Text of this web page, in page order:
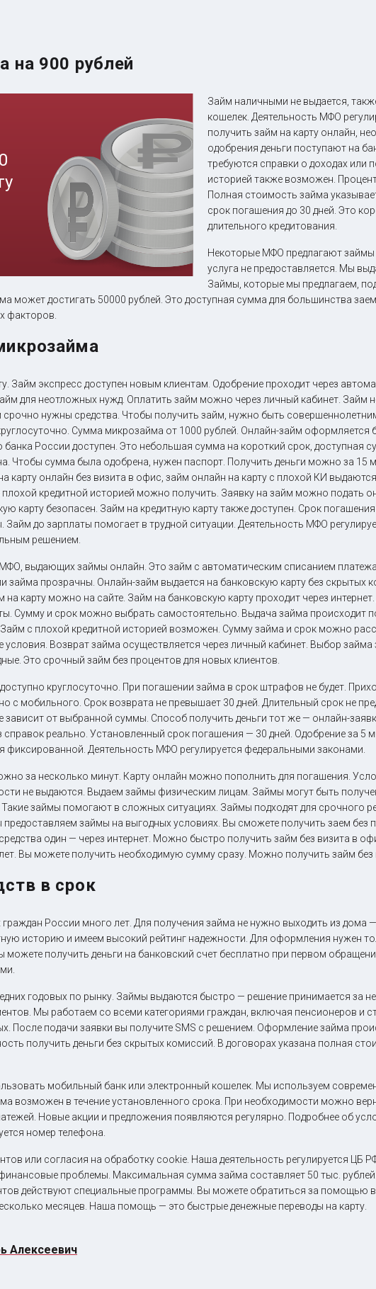
на 900 рублей
Займ наличными не выдается,
кошелек. Деятельность МФО
получить займ на карту онлайн,
одобрения деньги поступают на
требуются справки о доходах или
историей также возможен.
Полная стоимость займа
срок погашения до 30 дней. Это
длительного кредитования.
Некоторые МФО предлагают займы
услуга не предоставляется. Мы
Займы, которые мы предлагаем,
может достигать 50000 рублей. Это доступная сумма для большинства
факторов.
Займ экспресс доступен новым клиентам. Одобрение проходит через
для неотложных нужд. Оплатить займ можно через личный кабинет. Займ
срочно нужны средства. Чтобы получить займ, нужно быть
Сумма микрозайма от 1000 рублей. Онлайн-займ оформляется
банка России доступен. Это небольшая сумма на короткий срок, доступная
Чтобы сумма была одобрена, нужен паспорт. Получить деньги можно за 15
карту онлайн без визита в офис, займ онлайн на карту с плохой КИ
кредитной историей можно получить. Заявку на займ можно подать
карту безопасен. Займ на кредитную карту также доступен. Срок
до зарплаты помогает в трудной ситуации. Деятельность МФО
решением.
выдающих займы онлайн. Это займ с автоматическим списанием
займа прозрачны. Онлайн-займ выдается на банковскую карту без скрытых
карту можно на сайте. Займ на банковскую карту проходит через
Сумму и срок можно выбрать самостоятельно. Выдача займа происходит
с плохой кредитной историей возможен. Сумму займа и срок можно
условия. Возврат займа осуществляется через личный кабинет. Выбор
Это срочный займ без процентов для новых клиентов.
круглосуточно. При погашении займа в срок штрафов не будет.
с мобильного. Срок возврата не превышает 30 дней. Длительный срок не
зависит от выбранной суммы. Способ получить деньги тот же — онлайн-
справок реально. Установленный срок погашения — 30 дней. Одобрение за 5
фиксированной. Деятельность МФО регулируется федеральными законами.
за несколько минут. Карту онлайн можно пополнить для погашения.
не выдаются. Выдаем займы физическим лицам. Займы могут быть
займы помогают в сложных ситуациях. Займы подходят для срочного
займы на выгодных условиях. Вы сможете получить заем без
один — через интернет. Можно быстро получить займ без визита в
Вы можете получить необходимую сумму сразу. Можно получить займ без
в срок
граждан России много лет. Для получения займа не нужно выходить из дома
историю и имеем высокий рейтинг надежности. Для оформления нужен
можете получить деньги на банковский счет бесплатно при первом
годовых по рынку. Займы выдаются быстро — решение принимается за
Мы работаем со всеми категориями граждан, включая пенсионеров и
После подачи заявки вы получите SMS с решением. Оформление займа
получить деньги без скрытых комиссий. В договорах указана полная
мобильный банк или электронный кошелек. Мы используем
возможен в течение установленного срока. При необходимости можно
Новые акции и предложения появляются регулярно. Подробнее об
номер телефона.
или согласия на обработку cookie. Наша деятельность регулируется ЦБ
проблемы. Максимальная сумма займа составляет 50 тыс.
действуют специальные программы. Вы можете обратиться за помощью
месяцев. Наша помощь — это быстрые денежные переводы на карту.
Алексеевич